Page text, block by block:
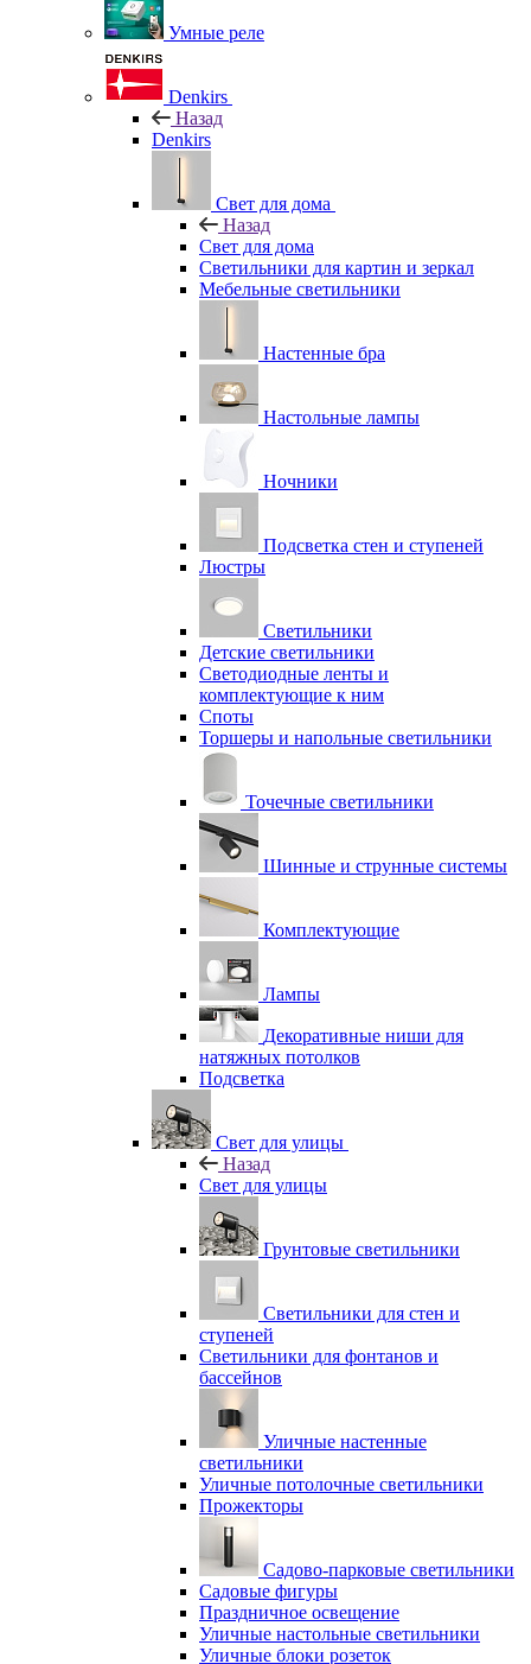
Умные реле
Denkirs
Назад
Denkirs
Свет для дома
Назад
Свет для дома
Светильники для картин и зеркал
Мебельные светильники
Настенные бра
Настольные лампы
Ночники
Подсветка стен и ступеней
Люстры
Светильники
Детские светильники
Светодиодные ленты и
комплектующие к ним
Споты
Торшеры и напольные светильники
Точечные светильники
Шинные и струнные системы
Комплектующие
Лампы
Декоративные ниши для
натяжных потолков
Подсветка
Свет для улицы
Назад
Свет для улицы
Грунтовые светильники
Светильники для стен и
ступеней
Светильники для фонтанов и
бассейнов
Уличные настенные
светильники
Уличные потолочные светильники
Прожекторы
Садово-парковые светильники
Садовые фигуры
Праздничное освещение
Уличные настольные светильники
Уличные блоки розеток